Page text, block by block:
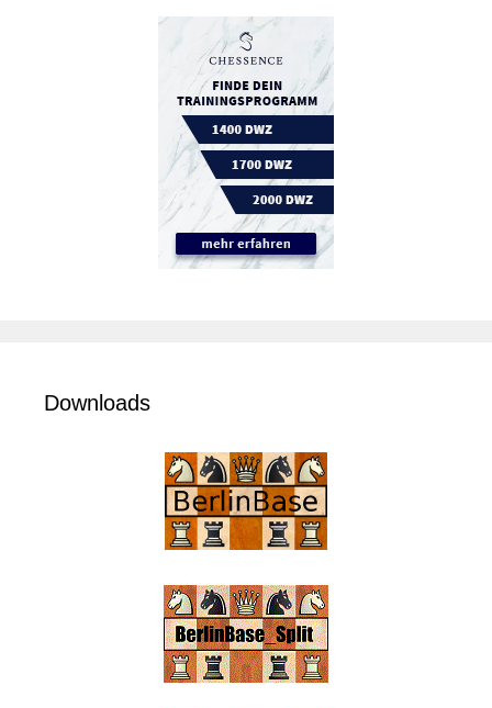
Downloads